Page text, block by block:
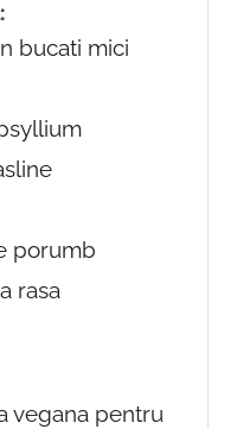
bucati mici
porumb
rasa
vegana pentru